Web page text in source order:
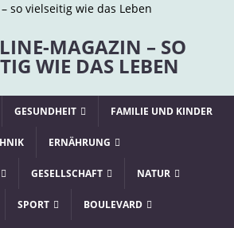
MAGAZIN – SO
WIE DAS LEBEN
GESUNDHEIT FAMILIE UND KINDER
ERNÄHRUNG
GESELLSCHAFT NATUR
SPORT BOULEVARD